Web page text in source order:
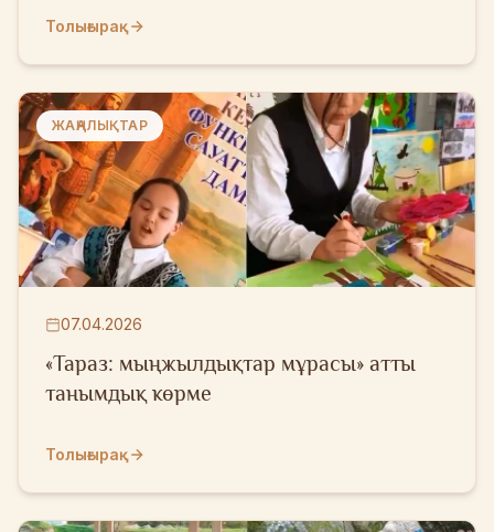
Толығырақ
ЖАҢАЛЫҚТАР
07.04.2026
«Тараз: мыңжылдықтар мұрасы» атты
танымдық көрме
Толығырақ